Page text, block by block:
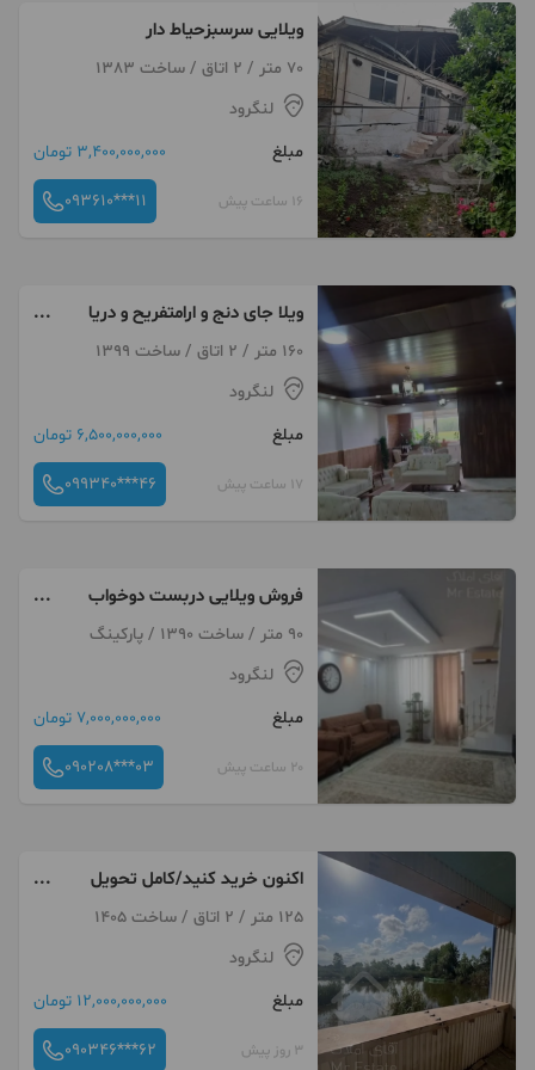
ویلایی سرسبزحیاط دار
70 متر / 2 اتاق / ساخت 1383
لنگرود
مبلغ
3,400,000,000 تومان
16 ساعت پیش 093610***11
ویلا جای دنج و ارامتفریح و دریا
قیمت ۶ونیم160 متر / 2 اتاق / ساخت 1399
لنگرود
مبلغ
6,500,000,000 تومان
17 ساعت پیش 099340***46
فروش ویلایی دربست دوخواب
دوبلکس90 متر / ساخت 1390 / پارکینگ
لنگرود
مبلغ
7,000,000,000 تومان
20 ساعت پیش 090208***03
اکنون خرید کنید/کامل تحویل
بگیرید
125 متر / 2 اتاق / ساخت 1405
لنگرود
مبلغ
12,000,000,000 تومان
3 روز پیش 090346***62